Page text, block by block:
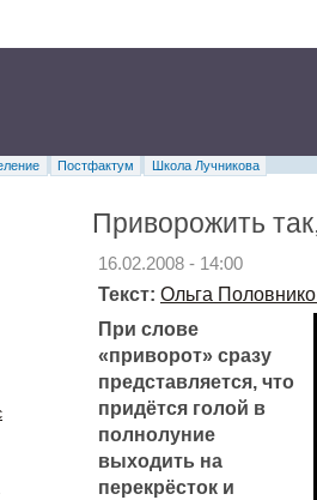
Постфактум
Школа Лучникова
Приворожить
16.02.2008 - 14:00
Текст: Ольга
При слове
«приворот» сразу
представляется, что
придётся голой в
полнолуние
выходить на
перекрёсток и